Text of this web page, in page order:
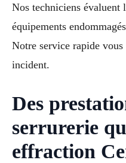
Nos techniciens évaluent
équipements
Notre service rapide vous
incident.
Des
serrurerie
effraction